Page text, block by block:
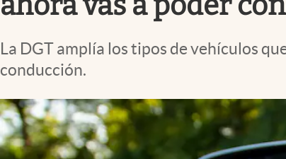
La DGT amplía los tipos de vehículos
conducción.